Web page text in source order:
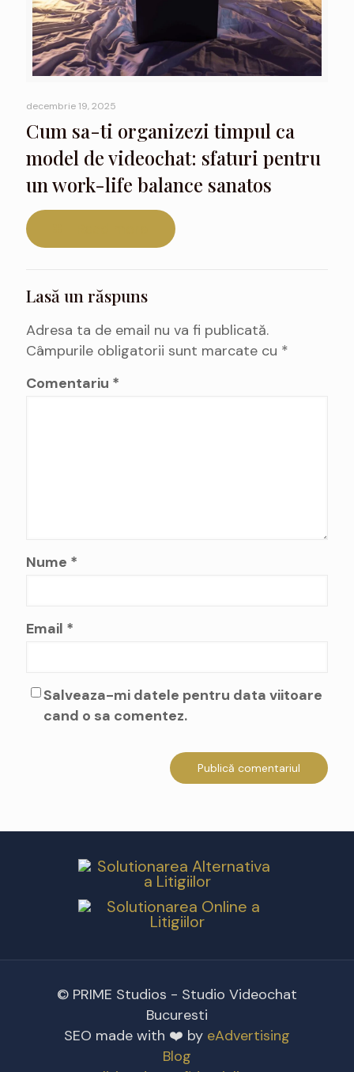
decembrie 19, 2025
Cum sa-ti organizezi timpul ca
model de videochat: sfaturi pentru
un work-life balance sanatos
Lasă un răspuns
Adresa ta de email nu va fi publicată.
Câmpurile obligatorii sunt marcate cu *
Comentariu *
Nume *
Email *
Salveaza-mi datele pentru data viitoare
cand o sa comentez.
© PRIME Studios - Studio Videochat
Bucuresti
SEO made with ❤️ by eAdvertising
Blog